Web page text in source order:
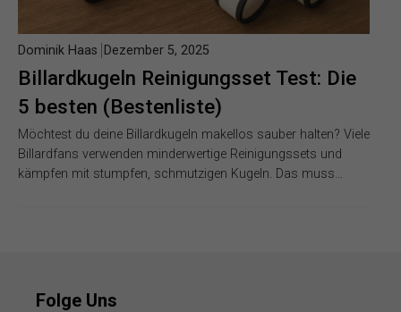
Billardkugeln Reinigungsset Test: Die
5 besten (Bestenliste)
Dominik Haas Dezember 5, 2025
Möchtest du deine Billardkugeln makellos sauber halten? Viele
Billardfans verwenden minderwertige Reinigungssets und
kämpfen mit stumpfen, schmutzigen Kugeln. Das muss…
Folge Uns